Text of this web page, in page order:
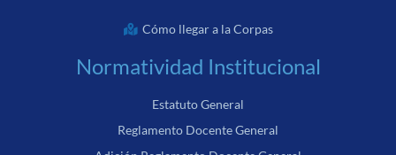
Cómo llegar a la Corpas
Normatividad Institucional
Estatuto General
Reglamento Docente General